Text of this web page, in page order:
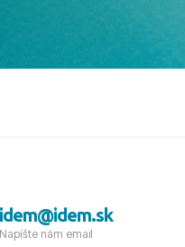
tešíme, kam s nami vyrazíte
Ďakujeme za skvelé spomienky.
pozdravom a prianím mnohých
idem@idem.sk
Napíšte nám email